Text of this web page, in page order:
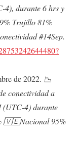
4), durante 6 hrs y
Trujillo 81%
#14Sep.
de 2022. 📉
conectividad a
(UTC-4) durante
🇻🇪Nacional 95%